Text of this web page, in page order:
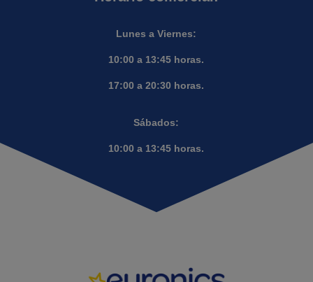
Lunes a Viernes:
10:00 a 13:45 horas.
17:00 a 20:30 horas.
Sábados:
10:00 a 13:45 horas.